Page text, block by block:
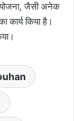
योजना, जैसी अनेक
कार्य किया है।